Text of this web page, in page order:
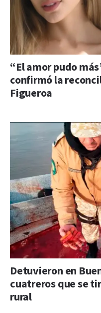
“El amor pudo
confirmó la
Figueroa
Detuvieron en
cuatreros que se
rural